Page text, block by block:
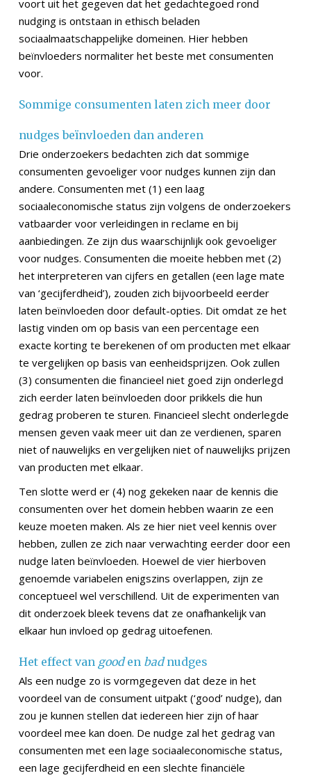
voort uit het gegeven dat het gedachtegoed rond
nudging is ontstaan in ethisch beladen
sociaalmaatschappelijke domeinen. Hier hebben
beïnvloeders normaliter het beste met consumenten
voor.
Sommige consumenten laten zich meer door
nudges beïnvloeden dan anderen
Drie onderzoekers bedachten zich dat sommige
consumenten gevoeliger voor nudges kunnen zijn dan
andere. Consumenten met (1) een laag
sociaaleconomische status zijn volgens de onderzoekers
vatbaarder voor verleidingen in reclame en bij
aanbiedingen. Ze zijn dus waarschijnlijk ook gevoeliger
voor nudges. Consumenten die moeite hebben met (2)
het interpreteren van cijfers en getallen (een lage mate
van ‘gecijferdheid’), zouden zich bijvoorbeeld eerder
laten beïnvloeden door default-opties. Dit omdat ze het
lastig vinden om op basis van een percentage een
exacte korting te berekenen of om producten met elkaar
te vergelijken op basis van eenheidsprijzen. Ook zullen
(3) consumenten die financieel niet goed zijn onderlegd
zich eerder laten beïnvloeden door prikkels die hun
gedrag proberen te sturen. Financieel slecht onderlegde
mensen geven vaak meer uit dan ze verdienen, sparen
niet of nauwelijks en vergelijken niet of nauwelijks prijzen
van producten met elkaar.
Ten slotte werd er (4) nog gekeken naar de kennis die
consumenten over het domein hebben waarin ze een
keuze moeten maken. Als ze hier niet veel kennis over
hebben, zullen ze zich naar verwachting eerder door een
nudge laten beïnvloeden. Hoewel de vier hierboven
genoemde variabelen enigszins overlappen, zijn ze
conceptueel wel verschillend. Uit de experimenten van
dit onderzoek bleek tevens dat ze onafhankelijk van
elkaar hun invloed op gedrag uitoefenen.
Het effect van gooden badnudges
Als een nudge zo is vormgegeven dat deze in het
voordeel van de consument uitpakt (‘good’ nudge), dan
zou je kunnen stellen dat iedereen hier zijn of haar
voordeel mee kan doen. De nudge zal het gedrag van
consumenten met een lage sociaaleconomische status,
een lage gecijferdheid en een slechte financiële